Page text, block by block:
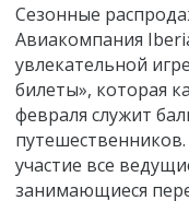
Сезонные
Авиакомпания
увлекательной
билеты», которая
февраля служит
участие все
занимающиеся